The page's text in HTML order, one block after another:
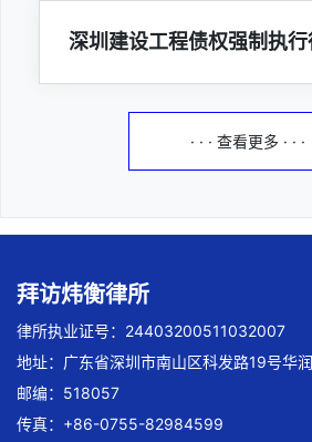
深圳建设工程债权强制执
· · · 查看更多 · · ·
拜访炜衡律所
律所执业证号：24403200511032007
地址：广东省深圳市南山区科发路19号华
邮编：518057
传真：+86-0755-82984599